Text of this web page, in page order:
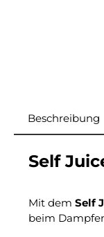
Beschreibung
Self
Mit dem Self
beim